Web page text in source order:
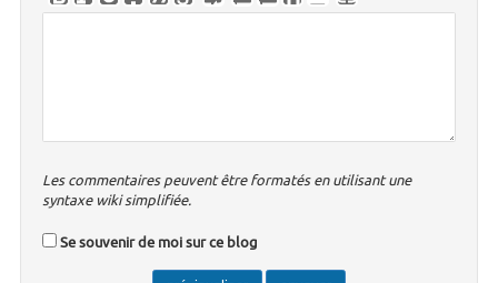
Les commentaires peuvent être formatés en utilisant une
syntaxe wiki simplifiée.
Se souvenir de moi sur ce blog